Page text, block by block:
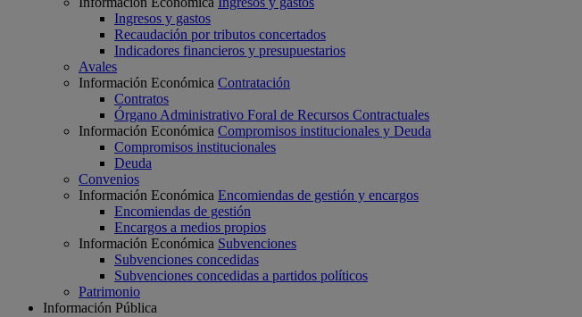
Ingresos y gastos
Recaudación por tributos concertados
Indicadores financieros y presupuestarios
Avales
Información Económica Contratación
Contratos
Órgano Administrativo Foral de Recursos Contractuales
Información Económica Compromisos institucionales y Deuda
Compromisos institucionales
Deuda
Convenios
Información Económica Encomiendas de gestión y encargos
Encomiendas de gestión
Encargos a medios propios
Información Económica Subvenciones
Subvenciones concedidas
Subvenciones concedidas a partidos políticos
Patrimonio
Información Pública